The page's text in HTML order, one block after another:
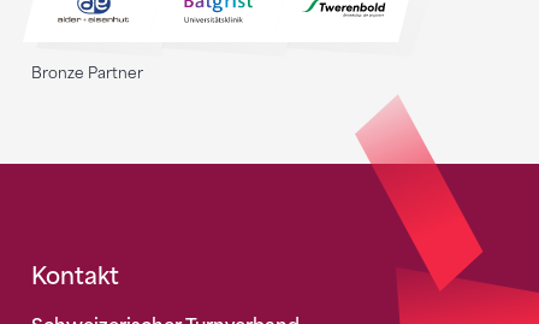
Bronze Partner
Fusszeile
Kontakt